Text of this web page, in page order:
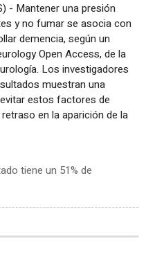
- Mantener una presión
y no fumar se asocia con
demencia, según un
Open Access, de la
Los investigadores
muestran una
estos factores de
en la aparición de la
tiene un 51% de